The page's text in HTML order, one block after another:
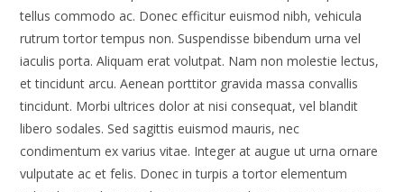
tellus commodo ac. Donec efficitur euismod nibh, vehicula
rutrum tortor tempus non. Suspendisse bibendum urna vel
iaculis porta. Aliquam erat volutpat. Nam non molestie lectus,
et tincidunt arcu. Aenean porttitor gravida massa convallis
tincidunt. Morbi ultrices dolor at nisi consequat, vel blandit
libero sodales. Sed sagittis euismod mauris, nec
condimentum ex varius vitae. Integer at augue ut urna ornare
vulputate ac et felis. Donec in turpis a tortor elementum